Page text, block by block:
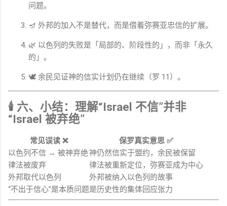
问题。
🪔 外邦的加入不是替代，而是借着弥赛亚忠信的扩展。
🌿 以色列的失败是「局部的、阶段性的」，而非「永久
的」。
🕊 余民见证神的信实计划仍在继续（罗 11）。
🕯 六、小结：理解“Israel 不信”并非
“Israel 被弃绝”
常见误读 ❌
保罗真实意思 ✅
以色列不信 → 被神弃绝神仍然信实于盟约，余民被保留
律法被废弃
律法被重新定位，弥赛亚成为中心
外邦取代以色列
外邦被纳入以色列的故事
“不出于信心”是本质问题是历史性的集体回应张力